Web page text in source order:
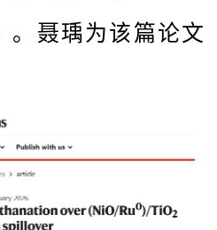
。聂瑀为该篇论文